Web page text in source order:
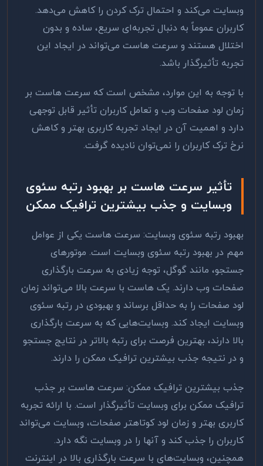
وبسایت می‌کند و احتمال ترک کردن را کاهش می‌دهد.
کاربران عموماً به دنبال تجربه‌ای سریع، ساده و بدون
اختلال هستند و سرعت هاست می‌تواند در ایجاد این
تجربه تأثیرگذار باشد.
با توجه به این موارد، مشخص است که سرعت هاست بر
زمان لود صفحات وب و تعامل کاربران تأثیر قابل توجهی
دارد و اهمیت آن در ایجاد تجربه کاربری بهتر و کاهش
نرخ ترک کاربران را نمی‌توان نادیده گرفت.
تأثیر سرعت هاست بر بهبود رتبه سئوی
وبسایت و جذب بیشترین ترافیک ممکن
بهبود رتبه سئوی وبسایت: سرعت هاست یکی از عوامل
مهم در بهبود رتبه سئوی وبسایت است. موتورهای
جستجو، مانند گوگل، توجه زیادی به سرعت بارگذاری
صفحات وب دارند. یک هاست با سرعت بالا می‌تواند زمان
لود صفحات را به حداقل برساند و بهبودی در رتبه سئوی
وبسایت ایجاد کند. وبسایت‌هایی که به سرعت بارگذاری
بالا دارند، بهترین فرصت برای رتبه بالاتر در نتایج جستجو
و در نتیجه جذب بیشترین ترافیک ممکن را دارند.
جذب بیشترین ترافیک ممکن: سرعت هاست بر جذب
ترافیک ممکن برای وبسایت تأثیرگذار است. با ارائه تجربه
کاربری بهتر و زمان لود کوتاهتر صفحات، وبسایت می‌تواند
کاربران را جذب کند و آنها را در وبسایت نگه دارد.
همچنین، وبسایت‌های با سرعت بارگذاری بالا در اینترنت